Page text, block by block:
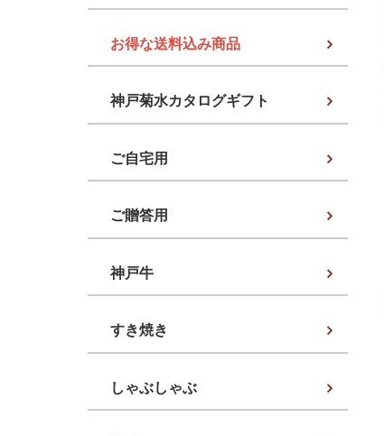
お得な送料込み商品
神戸菊水カタログギフト
ご自宅用
ご贈答用
神戸牛
すき焼き
しゃぶしゃぶ